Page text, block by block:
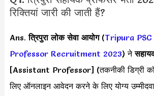
रिक्तियां जारी की जाती हैं?
Ans.त्रिपुरा लोक सेवा आयोग(Tripura
Professor Recruitment 2023) ने
[Assistant Professor] (तकनीकी डिग्री
लिए ऑनलाइन आवेदन करने के लिए योग्य